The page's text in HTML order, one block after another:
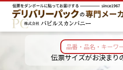
伝票サイズがお決まり